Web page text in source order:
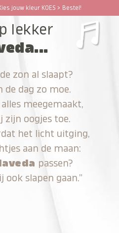
jouw kleur KOES > Bestel!
lekker
zon al slaapt?
de dag zo moe.
meegemaakt,
zijn oogjes toe.
het licht uitging,
aan de maan:
passen?
ook slapen gaan.”